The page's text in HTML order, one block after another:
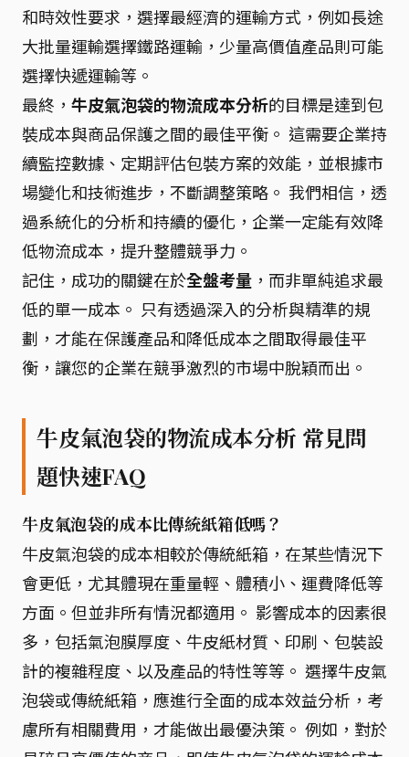
和時效性要求，選擇最經濟的運輸方式，例如長途
大批量運輸選擇鐵路運輸，少量高價值產品則可能
選擇快遞運輸等。
最終， 牛皮氣泡袋的物流成本分析的目標是達到包
裝成本與商品保護之間的最佳平衡。 這需要企業持
續監控數據、定期評估包裝方案的效能，並根據市
場變化和技術進步，不斷調整策略。 我們相信，透
過系統化的分析和持續的優化，企業一定能有效降
低物流成本，提升整體競爭力。
記住，成功的關鍵在於全盤考量 ，而非單純追求最
低的單一成本。 只有透過深入的分析與精準的規
劃，才能在保護產品和降低成本之間取得最佳平
衡，讓您的企業在競爭激烈的市場中脫穎而出。
牛皮氣泡袋的物流成本分析 常見問
題快速FAQ
牛皮氣泡袋的成本比傳統紙箱低嗎？
牛皮氣泡袋的成本相較於傳統紙箱，在某些情況下
會更低，尤其體現在重量輕、體積小、運費降低等
方面。但並非所有情況都適用。 影響成本的因素很
多，包括氣泡膜厚度、牛皮紙材質、印刷、包裝設
計的複雜程度、以及產品的特性等等。 選擇牛皮氣
泡袋或傳統紙箱，應進行全面的成本效益分析，考
慮所有相關費用，才能做出最優決策。 例如，對於